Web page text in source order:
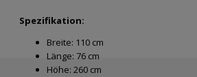
Spezifikation:
Breite: 110 cm
Länge: 76 cm
Höhe: 260 cm